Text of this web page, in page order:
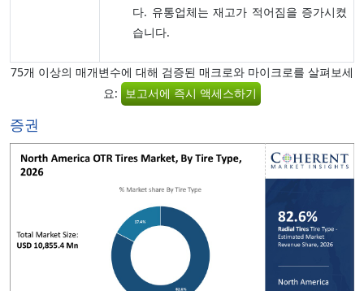
다. 유통업체는 재고가 적어짐을 증가시켰
습니다.
75개 이상의 매개변수에 대해 검증된 매크로와 마이크로를 살펴보세
요: 보고서에 즉시 액세스하기
증권